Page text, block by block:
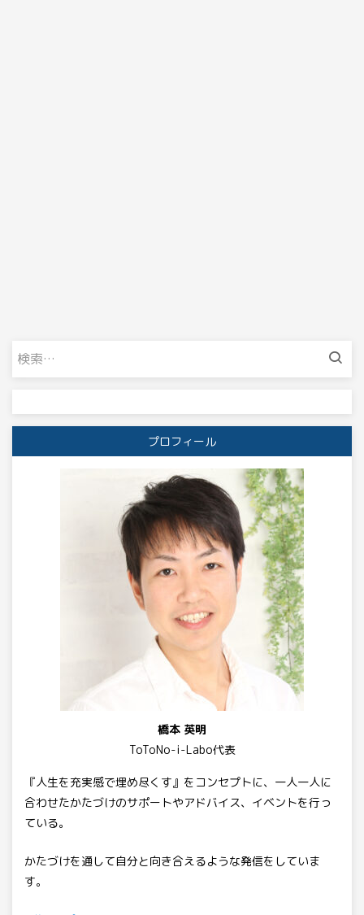
検
プロフィール
橋本 英明
ToToNo-i-Labo代表
『人生を充実感で埋め尽くす』をコンセプトに、一人一人に
合わせたかたづけのサポートやアドバイス、イベントを行っ
ている。
かたづけを通して自分と向き合えるような発信をしていま
す。